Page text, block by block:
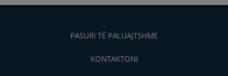
PASURI TË PALUAJTSHME
KONTAKTONI